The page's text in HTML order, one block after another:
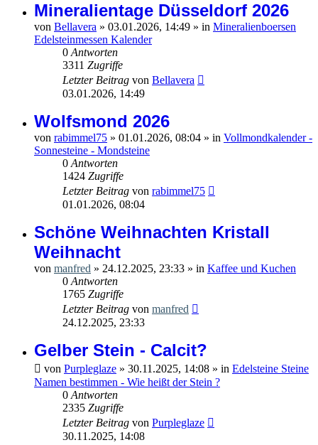
Mineralientage Düsseldorf 2026
von Bellavera » 03.01.2026, 14:49 » in Mineralienboersen
Edelsteinmessen Kalender
0 Antworten
3311 Zugriffe
Letzter Beitrag von Bellavera
03.01.2026, 14:49
Wolfsmond 2026
von rabimmel75 » 01.01.2026, 08:04 » in Vollmondkalender -
Sonnesteine - Mondsteine
0 Antworten
1424 Zugriffe
Letzter Beitrag von rabimmel75
01.01.2026, 08:04
Schöne Weihnachten Kristall
Weihnacht
von manfred » 24.12.2025, 23:33 » in Kaffee und Kuchen
0 Antworten
1765 Zugriffe
Letzter Beitrag von manfred
24.12.2025, 23:33
Gelber Stein - Calcit?
von Purpleglaze » 30.11.2025, 14:08 » in Edelsteine Steine
Namen bestimmen - Wie heißt der Stein ?
0 Antworten
2335 Zugriffe
Letzter Beitrag von Purpleglaze
30.11.2025, 14:08